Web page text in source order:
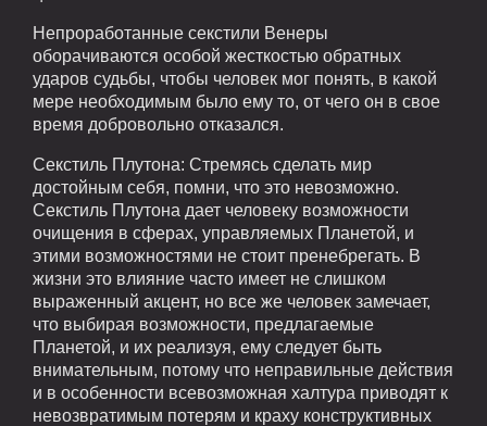
Непроработанные секстили Венеры
оборачиваются особой жесткостью обратных
ударов судьбы, чтобы человек мог понять, в какой
мере необходимым было ему то, от чего он в свое
время добровольно отказался.
Секстиль Плутона: Стремясь сделать мир
достойным себя, помни, что это невозможно.
Секстиль Плутона дает человеку возможности
очищения в сферах, управляемых Планетой, и
этими возможностями не стоит пренебрегать. В
жизни это влияние часто имеет не слишком
выраженный акцент, но все же человек замечает,
что выбирая возможности, предлагаемые
Планетой, и их реализуя, ему следует быть
внимательным, потому что неправильные действия
и в особенности всевозможная халтура приводят к
невозвратимым потерям и краху конструктивных